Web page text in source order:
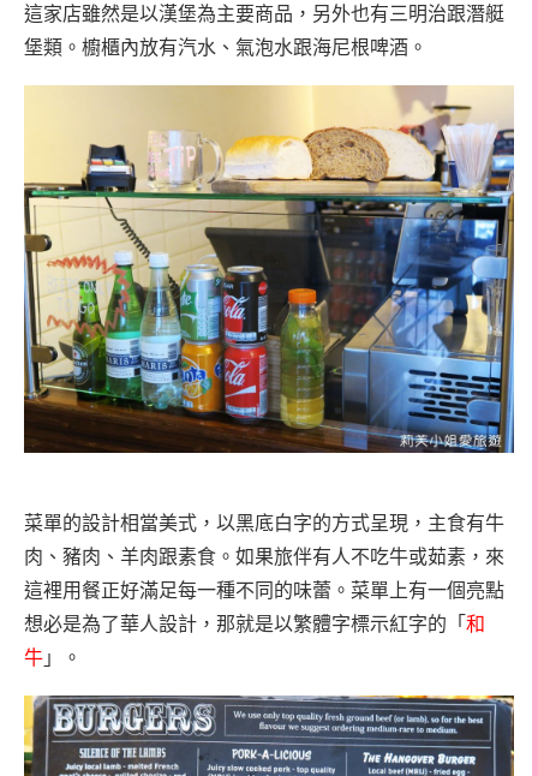
這家店雖然是以漢堡為主要商品，另外也有三明治跟潛艇
堡類。櫥櫃內放有汽水、氣泡水跟海尼根啤酒。
菜單的設計相當美式，以黑底白字的方式呈現，主食有牛
肉、豬肉、羊肉跟素食。如果旅伴有人不吃牛或茹素，來
這裡用餐正好滿足每一種不同的味蕾。菜單上有一個亮點
想必是為了華人設計，那就是以繁體字標示紅字的「 和
牛 」。